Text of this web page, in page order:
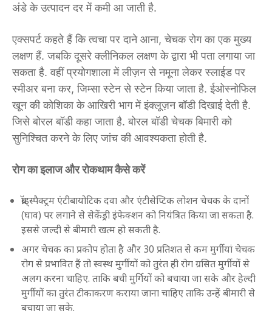
अंडे के उत्पादन दर में कमी आ जाती है.
एक्सपर्ट कहते हैं कि त्वचा पर दाने आना, चेचक रोग का एक मुख्य
लक्षण हैं. जबकि दूसरे क्लीनिकल लक्षण के द्वारा भी पता लगाया जा
सकता है. वहीं प्रयोगशाला में लीज़न से नमूना लेकर स्लाईड पर
स्मीअर बना कर, जिम्सा स्टेन से स्टेन किया जाता है. ईओस्नोफिल
खून की कोशिका के आखिरी भाग में इंक्लूज़न बॉडी दिखाई देती है.
जिसे बोरल बॉडी कहा जाता है. बोरल बॉडी चेचक बिमारी को
सुनिश्चित करने के लिए जांच की आवश्यकता होती है.
रोग का इलाज और रोकथाम कैसे करें
ब्रॉड्स्पैक्ट्रम एंटीबायोटिक दवा और एंटीसेप्टिक लोशन चेचक के दानों
(घाव) पर लगाने से सेकेंड्री इंफेक्शन को नियंत्रित किया जा सकता है.
इससे जल्दी से बीमारी खत्म हो सकती है.
अगर चेचक का प्रकोप होता है और 30 प्रतिशत से कम मुर्गीयां चेचक
रोग से प्रभावित हैं तो स्वस्थ मुर्गीयों को तुरंत ही रोग ग्रसित मुर्गीयों से
अलग करना चाहिए. ताकि बची मुर्गियों को बचाया जा सके और हेल्दी
मुर्गीयों का तुरंत टीकाकरण कराया जाना चाहिए ताकि उन्हें बीमारी से
बचाया जा सके.